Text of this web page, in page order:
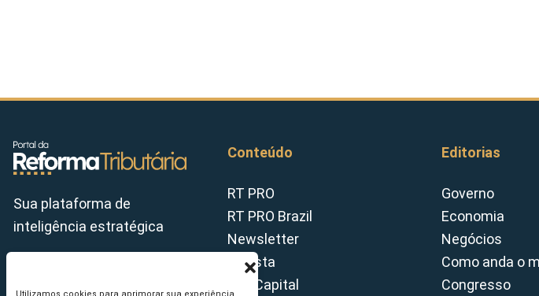
Sua plataforma de
inteligência estratégica
Conteúdo
RT PRO
RT PRO Brazil
Newsletter
Revista
Tax Capital
Editorias
Governo
Economia
Negócios
Como anda o
Congresso